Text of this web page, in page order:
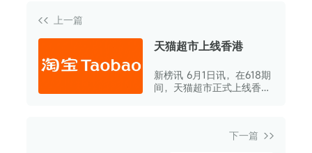
上一篇
天猫超市上线香港
新榜讯 6月1日讯，在618期
间，天猫超市正式上线香港
下一篇